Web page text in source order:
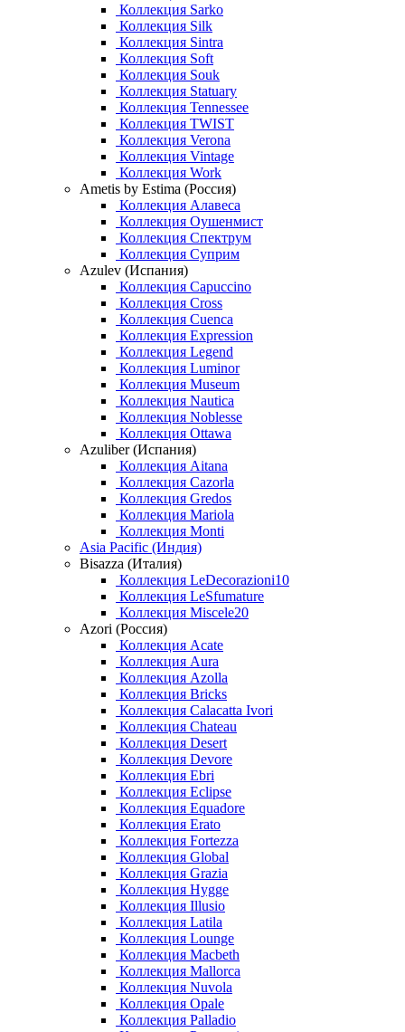
Коллекция Sarko
Коллекция Silk
Коллекция Sintra
Коллекция Soft
Коллекция Souk
Коллекция Statuary
Коллекция Tennessee
Коллекция TWIST
Коллекция Verona
Коллекция Vintage
Коллекция Work
Ametis by Estima (Россия)
Коллекция Алавеса
Коллекция Оушенмист
Коллекция Спектрум
Коллекция Суприм
Azulev (Испания)
Коллекция Capuccino
Коллекция Cross
Коллекция Cuenca
Коллекция Expression
Коллекция Legend
Коллекция Luminor
Коллекция Museum
Коллекция Nautica
Коллекция Noblesse
Коллекция Ottawa
Azuliber (Испания)
Коллекция Aitana
Коллекция Cazorla
Коллекция Gredos
Коллекция Mariola
Коллекция Monti
Asia Pacific (Индия)
Bisazza (Италия)
Коллекция LeDecorazioni10
Коллекция LeSfumature
Коллекция Miscele20
Azori (Россия)
Коллекция Acate
Коллекция Aura
Коллекция Azolla
Коллекция Bricks
Коллекция Calacatta Ivori
Коллекция Chateau
Коллекция Desert
Коллекция Devore
Коллекция Ebri
Коллекция Eclipse
Коллекция Equadore
Коллекция Erato
Коллекция Fortezza
Коллекция Global
Коллекция Grazia
Коллекция Hygge
Коллекция Illusio
Коллекция Latila
Коллекция Lounge
Коллекция Macbeth
Коллекция Mallorca
Коллекция Nuvola
Коллекция Opale
Коллекция Palladio